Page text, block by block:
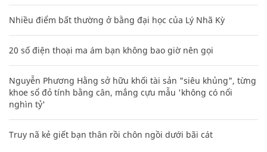
Nhiều điểm bất thường ở bằng đại học của Lý Nhã Kỳ
20 số điện thoại ma ám bạn không bao giờ nên gọi
Nguyễn Phương Hằng sở hữu khối tài sản "siêu khủng", từng
khoe sổ đỏ tính bằng cân, mắng cựu mẫu 'không có nổi
nghìn tỷ'
Truy nã kẻ giết bạn thân rồi chôn ngồi dưới bãi cát